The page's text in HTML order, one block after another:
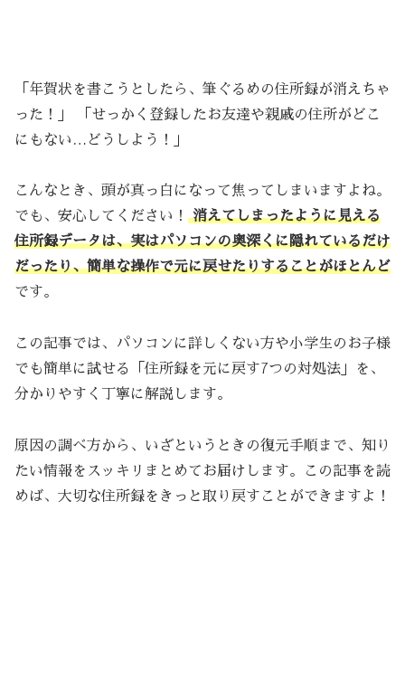
「年賀状を書こうとしたら、筆ぐるめの住所録が消えちゃ
った！」 「せっかく登録したお友達や親戚の住所がどこ
にもない…どうしよう！」
こんなとき、頭が真っ白になって焦ってしまいますよね。
でも、安心してください！
消えてしまったように見える
住所録データは、実はパソコンの奥深くに隠れているだけ
だったり、簡単な操作で元に戻せたりすることがほとんど
です。
この記事では、パソコンに詳しくない方や小学生のお子様
でも簡単に試せる「住所録を元に戻す7つの対処法」を、
分かりやすく丁寧に解説します。
原因の調べ方から、いざというときの復元手順まで、知り
たい情報をスッキリまとめてお届けします。この記事を読
めば、大切な住所録をきっと取り戻すことができますよ！